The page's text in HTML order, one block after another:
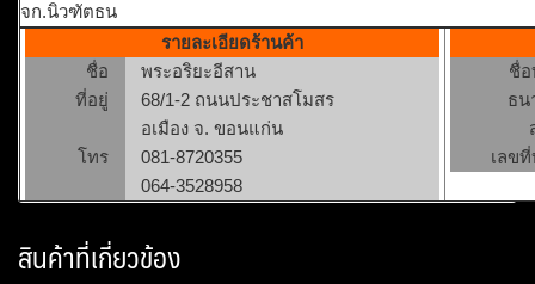
จก.นิวฑัตธน
รายละเอียดร้านค้า
ชื่อ
พระอริยะอีสาน
ที่อยู่
68/1-2 ถนนประชาสโมสร
อเมือง จ. ขอนแก่น
โทร
081-8720355
064-3528958
ชื่
ธน
เลข
สินค้าที่เกี่ยวข้อง